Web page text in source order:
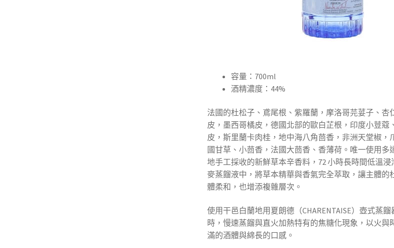
容量：700ml
酒精濃度：44%
法國的杜松子、鳶尾根、紫羅蘭，摩洛哥芫荽子、杏
皮，墨西哥橘皮，德國北部的歐白芷根，印度小荳蔻
皮，斯里蘭卡肉桂，地中海八角茴香，非洲天堂椒，
國甘草、小茴香，法國大茴香、香薄荷。唯一使用多
地手工採收的新鮮草本辛香料，72 小時長時間低溫
麥蒸餾液中，將草本精華與香氣完全萃取，讓主體的
體柔和，也增添複雜層次。
使用干邑白蘭地用夏朗德（CHARENTAISE）壺式蒸
時，慢速蒸餾與直火加熱特有的焦糖化現象，以火與
滿的酒體與綿長的口感。